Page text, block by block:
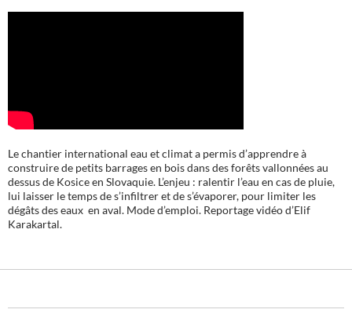
Le chantier international eau et climat a permis d’apprendre à
construire de petits barrages en bois dans des forêts vallonnées au
dessus de Kosice en Slovaquie. L’enjeu : ralentir l’eau en cas de pluie,
lui laisser le temps de s’infiltrer et de s’évaporer, pour limiter les
dégâts des eaux en aval. Mode d’emploi. Reportage vidéo d’Elif
Karakartal.